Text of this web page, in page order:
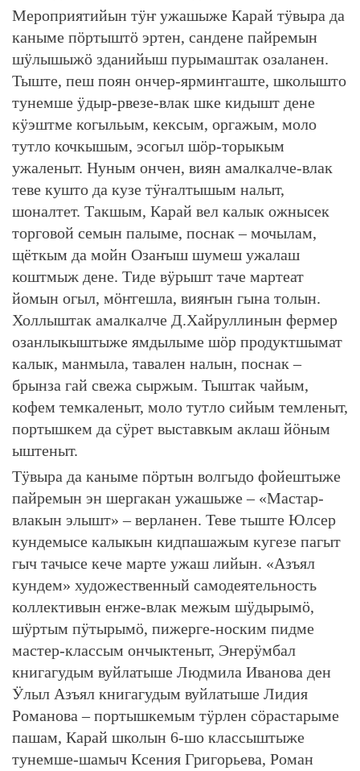
Мероприятийын тӱҥ ужашыже Карай тӱвыра да
каныме пӧртыштӧ эртен, сандене пайремын
шӱлышыжӧ зданийыш пурымаштак озаланен.
Тыште, пеш поян ончер-ярмиҥгаште, школышто
тунемше ӱдыр-рвезе-влак шке кидышт дене
кӱэштме когыльым, кексым, оргажым, моло
тутло кочкышым, эсогыл шӧр-торыкым
ужаленыт. Нуным ончен, виян амалкалче-влак
теве кушто да кузе тӱҥалтышым налыт,
шоналтет. Такшым, Карай вел калык ожнысек
торговой семын палыме, поснак – мочылам,
щёткым да мойн Озаҥыш шумеш ужалаш
коштмыж дене. Тиде вӱрышт таче мартеат
йомын огыл, мӧҥгешла, вияҥын гына толын.
Холлыштак амалкалче Д.Хайруллинын фермер
озанлыкыштыже ямдылыме шӧр продуктшымат
калык, манмыла, тавален налын, поснак –
брынза гай свежа сыржым. Тыштак чайым,
кофем темкаленыт, моло тутло сийым темленыт,
портышкем да сӱрет выставкым аклаш йӧным
ыштеныт.
Тӱвыра да каныме пӧртын волгыдо фойештыже
пайремын эн шергакан ужашыже – «Мастар-
влакын элышт» – верланен. Теве тыште Юлсер
кундемысе калыкын кидпашажым кугезе пагыт
гыч тачысе кече марте ужаш лийын. «Азъял
кундем» художественный самодеятельность
коллективын еҥже-влак межым шӱдырымӧ,
шӱртым пӱтырымӧ, пижерге-носким пидме
мастер-классым ончыктеныт, Эҥерӱмбал
книгагудым вуйлатыше Людмила Иванова ден
Ӱлыл Азъял книгагудым вуйлатыше Лидия
Романова – портышкемым тӱрлен сӧрастарыме
пашам, Карай школын 6-шо классыштыже
тунемше-шамыч Ксения Григорьева, Роман